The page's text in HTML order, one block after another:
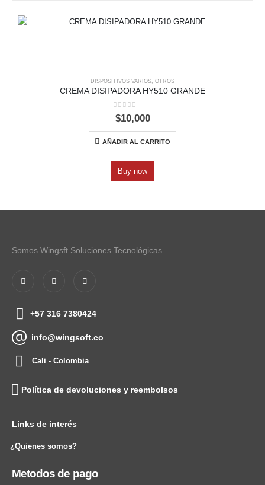
DISPOSITIVOS VARIOS, OTROS
CREMA DISIPADORA HY510 GRANDE
0out of 5
$10,000
AÑADIR AL CARRITO
Buy now
Somos Wingsft Soluciones Tecnológicas
+57 316 7380424
info@wingsoft.co
Cali - Colombia
Política de devoluciones y reembolsos
Links de interés
¿Quienes somos?
Metodos de pago